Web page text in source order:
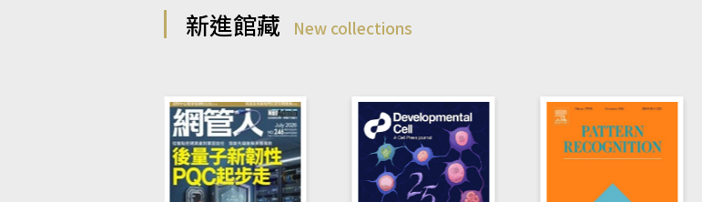
新進館藏 New collections